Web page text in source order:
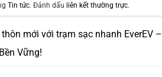
Tin tức. Đánh dấu liên kết thường trực.
mới với trạm sạc nhanh EverEV –
Vững!